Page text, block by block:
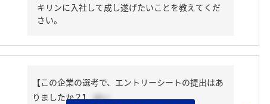
キリンに入社して成し遂げたいことを教えてくだ
さい。
【この企業の選考で、エントリーシートの提出はあ
りましたか？】 はい